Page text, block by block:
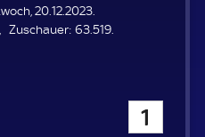
20.12.2023.
Zuschauer: Z
63.519.
1